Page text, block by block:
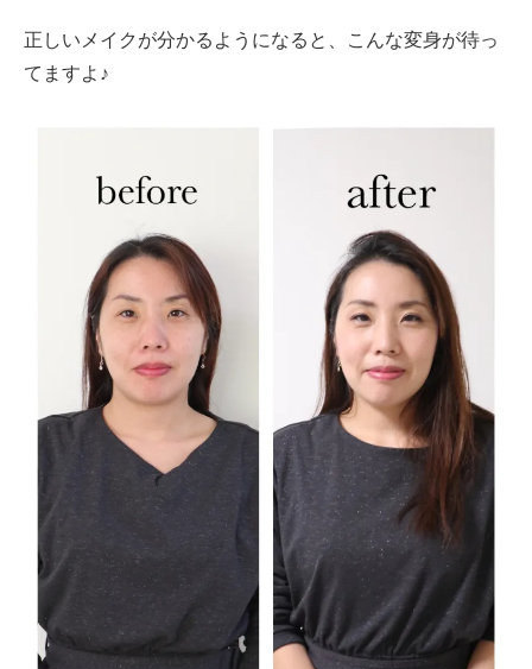
正しいメイクが分かるようになると、こんな変身が待っ
てますよ♪